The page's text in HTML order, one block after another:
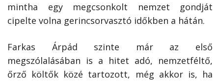
mintha egy megcsonkolt nemzet gondját
cipelte volna gerincsorvasztó időkben a hátán.
Farkas Árpád szinte már az első
megszólalásában is a hitet adó, nemzetféltő,
őrző költők közé tartozott, még akkor is, ha